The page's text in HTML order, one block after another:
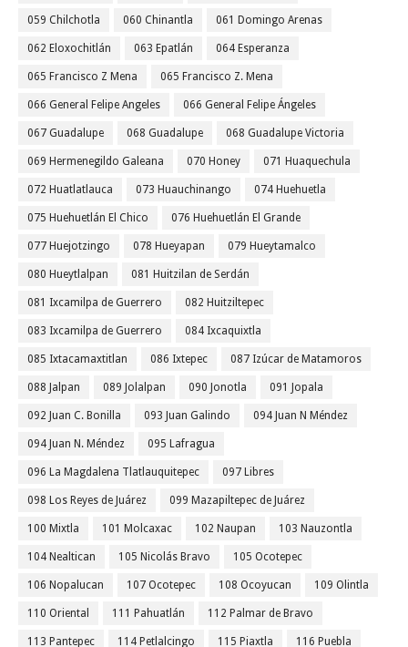
059 Chilchotla 060 Chinantla 061 Domingo Arenas
062 Eloxochitlán 063 Epatlán 064 Esperanza
065 Francisco Z Mena 065 Francisco Z. Mena
066 General Felipe Angeles 066 General Felipe Ángeles
067 Guadalupe 068 Guadalupe 068 Guadalupe Victoria
069 Hermenegildo Galeana 070 Honey 071 Huaquechula
072 Huatlatlauca 073 Huauchinango 074 Huehuetla
075 Huehuetlán El Chico 076 Huehuetlán El Grande
077 Huejotzingo 078 Hueyapan 079 Hueytamalco
080 Hueytlalpan 081 Huitzilan de Serdán
081 Ixcamilpa de Guerrero 082 Huitziltepec
083 Ixcamilpa de Guerrero 084 Ixcaquixtla
085 Ixtacamaxtitlan 086 Ixtepec 087 Izúcar de Matamoros
088 Jalpan 089 Jolalpan 090 Jonotla 091 Jopala
092 Juan C. Bonilla 093 Juan Galindo 094 Juan N Méndez
094 Juan N. Méndez 095 Lafragua
096 La Magdalena Tlatlauquitepec 097 Libres
098 Los Reyes de Juárez 099 Mazapiltepec de Juárez
100 Mixtla 101 Molcaxac 102 Naupan 103 Nauzontla
104 Nealtican 105 Nicolás Bravo 105 Ocotepec
106 Nopalucan 107 Ocotepec 108 Ocoyucan 109 Olintla
110 Oriental 111 Pahuatlán 112 Palmar de Bravo
113 Pantepec 114 Petlalcingo 115 Piaxtla 116 Puebla